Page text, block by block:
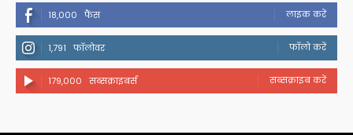
18,000 फैंस लाइक करें
1,791 फॉलोवर फॉलो करें
179,000 सब्सक्राइबर्स सब्सक्राइब करें